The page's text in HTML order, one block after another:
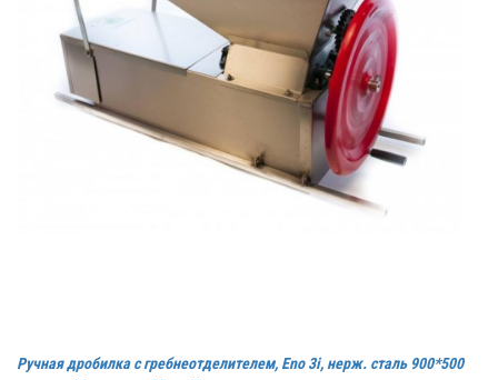
Ручная дробилка с гребнеотделителем, Eno 3i, нерж. сталь 900*500